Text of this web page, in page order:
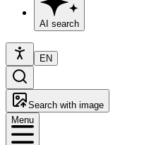
AI search
EN
Search with image
Menu